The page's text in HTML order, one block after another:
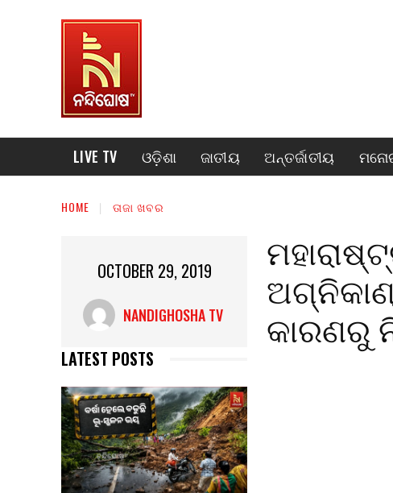
LIVE TV ଓଡ଼ିଶା ଜାତୀୟ ଅନ୍ତର୍ଜାତୀୟ
HOME ତାଜା ଖବର
OCTOBER 29, 2019
NANDIGHOSHA TV
LATEST POSTS
କାରଣରୁ